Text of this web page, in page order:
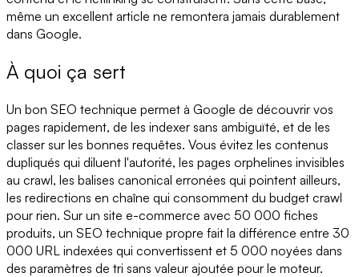
même un excellent article ne remontera jamais durablement
dans Google.
À quoi ça sert
Un bon SEO technique permet à Google de découvrir vos
pages rapidement, de les indexer sans ambiguïté, et de les
classer sur les bonnes requêtes. Vous évitez les contenus
dupliqués qui diluent l'autorité, les pages orphelines invisibles
au crawl, les balises canonical erronées qui pointent ailleurs,
les redirections en chaîne qui consomment du budget crawl
pour rien. Sur un site e-commerce avec 50 000 fiches
produits, un SEO technique propre fait la différence entre 30
000 URL indexées qui convertissent et 5 000 noyées dans
des paramètres de tri sans valeur ajoutée pour le moteur.